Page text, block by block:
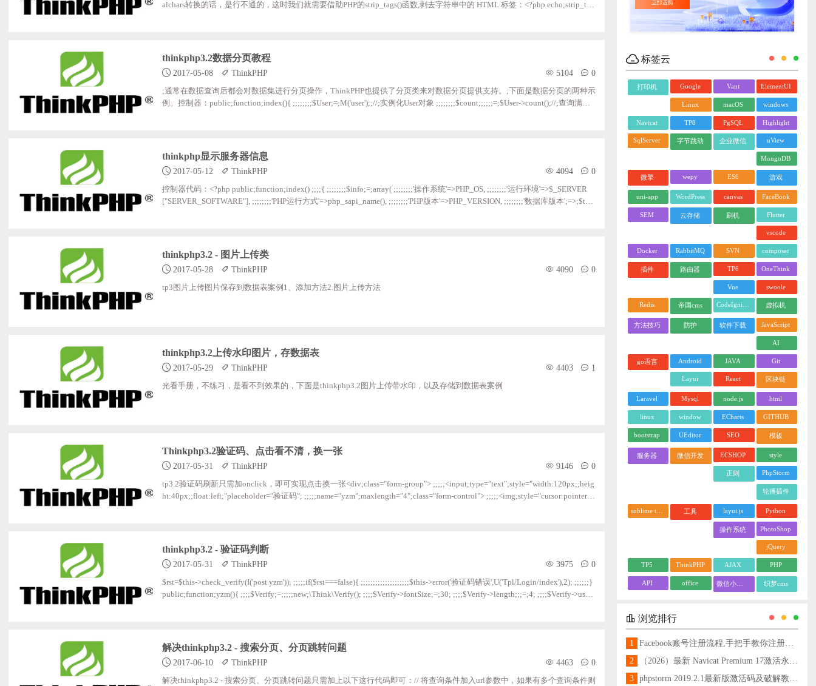
alchars转换的话，是行不通的，这时我们就需要借助PHP的strip_tags()函数,剥去字符串中的 HTML 标签：<?php echo;strip_tag
thinkphp3.2数据分页教程
2017-05-08 ThinkPHP 5104 0
;通常在数据查询后都会对数据集进行分页操作，ThinkPHP也提供了分页类来对数据分页提供支持。;下面是数据分页的两种示
例。控制器：public;function;index(){ ;;;;;;;;$User;=;M('user');;//;实例化User对象 ;;;;;;;;$count;;;;;;=;$User->count();//;查询满足
thinkphp显示服务器信息
2017-05-12 ThinkPHP 4094 0
控制器代码：<?php public;function;index() ;;;;{ ;;;;;;;;$info;=;array( ;;;;;;;;'操作系统'=>PHP_OS, ;;;;;;;;'运行环境'=>$_SERVER
["SERVER_SOFTWARE"], ;;;;;;;;'PHP运行方式'=>php_sapi_name(), ;;;;;;;;'PHP版本'=>PHP_VERSION, ;;;;;;;;'数据库版本';=>;$this
thinkphp3.2 - 图片上传类
2017-05-28 ThinkPHP 4090 0
tp3图片上传图片保存到数据表案例1、添加方法2.图片上传方法
thinkphp3.2上传水印图片，存数据表
2017-05-29 ThinkPHP 4403 1
光看手册，不练习，是看不到效果的，下面是thinkphp3.2图片上传带水印，以及存储到数据表案例
Thinkphp3.2验证码、点击看不清，换一张
2017-05-31 ThinkPHP 9146 0
tp3.2验证码刷新只需加onclick，即可实现点击换一张<div;class="form-group"> ;;;;;<input;type="text";style="width:120px;;heig
ht:40px;;float:left;"placeholder="验证码"; ;;;;;name="yzm";maxlength="4";class="form-control"> ;;;;;<img;style="cursor:pointer;;
thinkphp3.2 - 验证码判断
2017-05-31 ThinkPHP 3975 0
$rst=$this->check_verify(I('post.yzm')); ;;;;;if($rst===false){ ;;;;;;;;;;;;;;;;;;;;$this->error('验证码错误',U('Tpl/Login/index'),2); ;;;;;;}
public;function;yzm(){ ;;;;$Verify;=;;;;;new;\Think\Verify(); ;;;;$Verify->fontSize;=;30; ;;;;$Verify->length;;;=;4; ;;;;$Verify->useN
解决thinkphp3.2 - 搜索分页、分页跳转问题
2017-06-10 ThinkPHP 4463 0
解决thinkphp3.2 - 搜索分页、分页跳转问题只需加上以下这行代码即可：// 将查询条件加入url参数中，如果有多个查询条件则
标签云
打印机 Google Vant ElementUI
Linux macOS windows
Navicat TP8 PgSQL Highlight
SqlServer 字节跳动 企业微信 uView
MongoDB
微擎 wepy ES6 游戏
uni-app WordPress canvas FaceBook
SEM 云存储 刷机 Flutter
vscode
Docker RabbitMQ SVN composer
插件 路由器 TP6 OneThink
Vue swoole
Redis 帝国cms CodeIgniter 虚拟机
方法技巧 防护 软件下载 JavaScript
AI
go语言 Android JAVA Git
Layui React 区块链
Laravel Mysql node.js html
linux window ECharts GITHUB
bootstrap UEditor SEO 模板
服务器 微信开发 ECSHOP style
正则 PhpStorm
轮播插件
sublime text 工具 layui.js Python
操作系统 PhotoShop
jQuery
TP5 ThinkPHP AJAX PHP
API office 微信小程序 织梦cms
浏览排行
1
Facebook账号注册流程,手把手教你注册脸书账号
2
（2026）最新 Navicat Premium 17激活永久教程
3
phpstorm 2019.2.1最新版激活码及破解教程更新至2024